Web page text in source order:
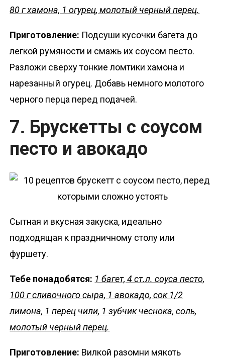
80 г хамона, 1 огурец, молотый черный перец.
Приготовление: Подсуши кусочки багета до
легкой румяности и смажь их соусом песто.
Разложи сверху тонкие ломтики хамона и
нарезанный огурец. Добавь немного молотого
черного перца перед подачей.
7. Брускетты с соусом
песто и авокадо
Сытная и вкусная закуска, идеально
подходящая к праздничному столу или
фуршету.
Тебе понадобятся: 1 багет, 4 ст.л. соуса песто,
100 г сливочного сыра, 1 авокадо, сок 1/2
лимона, 1 перец чили, 1 зубчик чеснока, соль,
молотый черный перец.
Приготовление: Вилкой разомни мякоть